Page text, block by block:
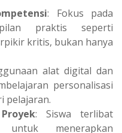
: Fokus pada
praktis seperti
kritis, bukan hanya
alat digital dan
personalisasi
pelajaran.
: Siswa terlibat
menerapkan